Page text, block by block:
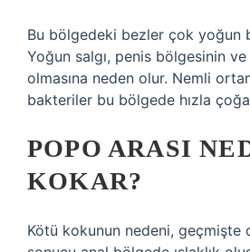
Bu bölgedeki bezler çok yoğun
Yoğun salgı, penis bölgesinin
olmasına neden olur. Nemli
bakteriler bu bölgede hızla
POPO ARASI
KOKAR?
Kötü kokunun nedeni, geçmişte